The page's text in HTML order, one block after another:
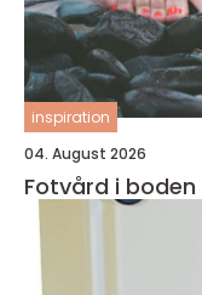
inspiration
04. August 2026